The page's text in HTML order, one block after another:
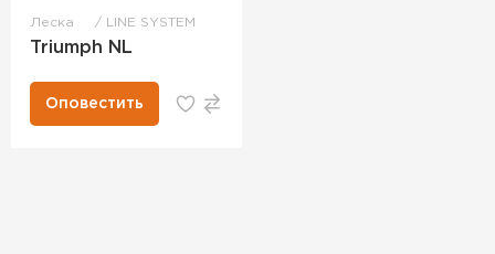
Леска LINE SYSTEM
Triumph NL
Оповестить